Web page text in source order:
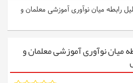
رابطه میان نوآوری آموزشی معلمان و
میان نوآوری آموزشی معلمان و